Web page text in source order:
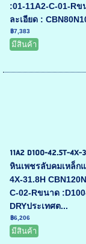
:01-11A2-C-01-Rข
ละเอียด :
฿7,383
มีสินค้า
11A2 D100-42.5T-4X-
หินเพชรลับคมเหล็ก
4X-31.8H
C-02-Rขนาด
DRYประเทศต...
฿6,206
มีสินค้า